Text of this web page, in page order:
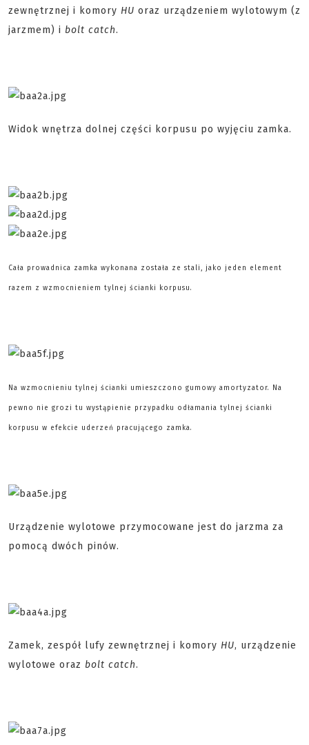
zewnętrznej i komory HU oraz urządzeniem wylotowym (z
jarzmem) i bolt catch.
Widok wnętrza dolnej części korpusu po wyjęciu zamka.
Cała prowadnica zamka wykonana została ze stali, jako jeden element
razem z wzmocnieniem tylnej ścianki korpusu.
Na wzmocnieniu tylnej ścianki umieszczono gumowy amortyzator. Na
pewno nie grozi tu wystąpienie przypadku odłamania tylnej ścianki
korpusu w efekcie uderzeń pracującego zamka.
Urządzenie wylotowe przymocowane jest do jarzma za
pomocą dwóch pinów.
Zamek, zespół lufy zewnętrznej i komory HU, urządzenie
wylotowe oraz bolt catch.